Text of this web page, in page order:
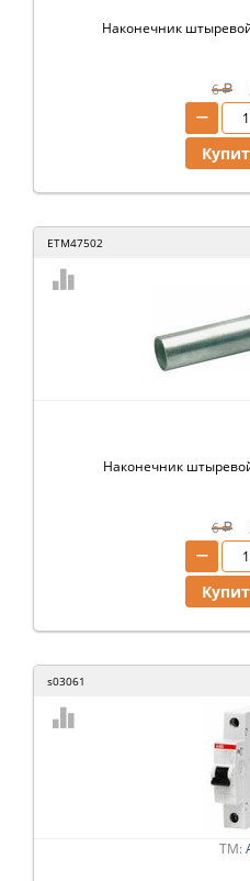
Наконечник
6
−
ETM47502
Наконечник
6
−
s03061
ТМ: